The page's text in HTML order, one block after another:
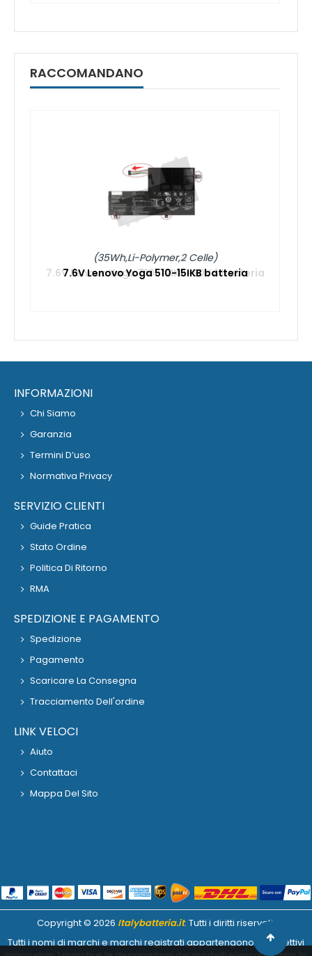
RACCOMANDANO
(35Wh,Li-Polymer,2 Celle)
7.6V Lenovo Yoga 510-15IKB batteria
INFORMAZIONI
Chi Siamo
Garanzia
Termini D’uso
Normativa Privacy
SERVIZIO CLIENTI
Guide Pratica
Stato Ordine
Politica Di Ritorno
RMA
SPEDIZIONE E PAGAMENTO
Spedizione
Pagamento
Scaricare La Consegna
Tracciamento Dell'ordine
LINK VELOCI
Aiuto
Contattaci
Mappa Del Sito
Copyright © 2026 Italybatteria.it. Tutti i diritti riservati.
Tutti i nomi di marchi e marchi registrati appartengono ai rispettivi